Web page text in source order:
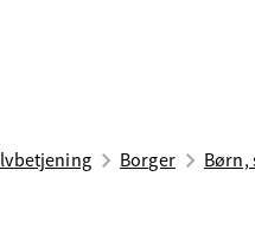
Borger Børn,